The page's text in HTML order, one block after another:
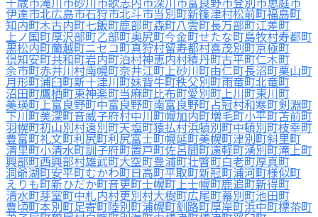
伊達市北広島市石狩市北斗市当別町新篠津村松前町福島町
知内町木古内町七飯町鹿部町森町八雲町長万部町江差町
上ノ国町厚沢部町乙部町奥尻町今金町せたな町島牧村寿都町
黒松内町蘭越町ニセコ町真狩村留寿都村喜茂別町京極町
倶知安町共和町岩内町泊村神恵内村積丹町古平町仁木町
余市町赤井川村南幌町奈井江町上砂川町由仁町長沼町栗山町
月形町浦臼町新十津川町妹背牛町秩父別町雨竜町北竜町
沼田町鷹栖町東神楽町当麻町比布町愛別町上川町東川町
美瑛町上富良野町中富良野町南富良野町占冠村和寒町剣淵町
下川町美深町音威子府村中川町幌加内町増毛町小平町苫前町
羽幌町初山別村遠別町天塩町猿払村浜頓別町中頓別町枝幸町
豊富町礼文町利尻町利尻富士町幌延町美幌町津別町斜里町
清里町小清水町訓子府町置戸町佐呂間町遠軽町湧別町滝上町
興部町西興部村雄武町大空町豊浦町壮瞥町白老町厚真町
洞爺湖町安平町むかわ町日高町平取町新冠町浦河町様似町
えりも町新ひだか町音更町士幌町上士幌町鹿追町新得町
清水町芽室町中札内村更別村大樹町広尾町幕別町池田町
豊頃町本別町足寄町陸別町浦幌町釧路町厚岸町浜中町標茶町